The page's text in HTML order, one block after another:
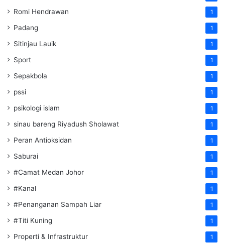
Romi Hendrawan 1
Padang 1
Sitinjau Lauik 1
Sport 1
Sepakbola 1
pssi 1
psikologi islam 1
sinau bareng Riyadush Sholawat 1
Peran Antioksidan 1
Saburai 1
#Camat Medan Johor 1
#Kanal 1
#Penanganan Sampah Liar 1
#Titi Kuning 1
Properti & Infrastruktur 1